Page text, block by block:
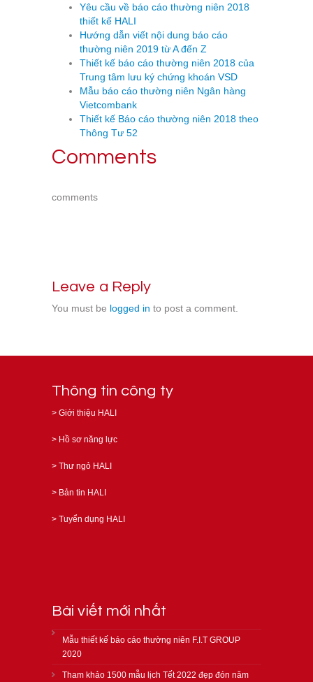
Yêu cầu về báo cáo thường niên 2018
thiết kế HALI
Hướng dẫn viết nội dung báo cáo
thường niên 2019 từ A đến Z
Thiết kế báo cáo thường niên 2018 của
Trung tâm lưu ký chứng khoán VSD
Mẫu báo cáo thường niên Ngân hàng
Vietcombank
Thiết kế Báo cáo thường niên 2018 theo
Thông Tư 52
Comments
comments
Leave a Reply
You must be logged in to post a comment.
Thông tin công ty
> Giới thiệu HALI
> Hồ sơ năng lực
> Thư ngỏ HALI
> Bản tin HALI
> Tuyển dụng HALI
Bài viết mới nhất
Mẫu thiết kế báo cáo thường niên F.I.T GROUP
2020
Tham khảo 1500 mẫu lịch Tết 2022 đẹp đón năm